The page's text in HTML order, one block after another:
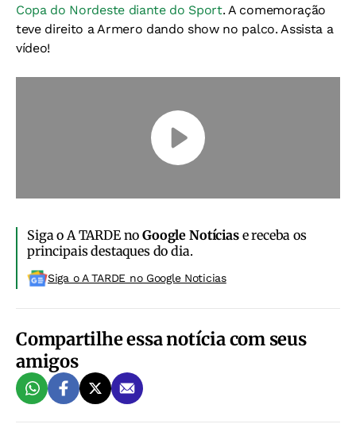
Copa do Nordeste diante do Sport. A comemoração
teve direito a Armero dando show no palco. Assista a
vídeo!
Siga o A TARDE noGoogle Notíciase receba os
principais destaques do dia.
Siga o A TARDE no Google Noticias
Compartilhe essa notícia com seus
amigos